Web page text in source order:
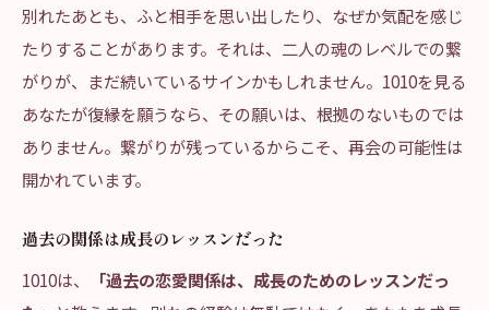
別れたあとも、ふと相手を思い出したり、なぜか気配を感じ
たりすることがあります。それは、二人の魂のレベルでの繋
がりが、まだ続いているサインかもしれません。1010を見る
あなたが復縁を願うなら、その願いは、根拠のないものでは
ありません。繋がりが残っているからこそ、再会の可能性は
開かれています。
過去の関係は成長のレッスンだった
1010は、
「過去の恋愛関係は、成長のためのレッスンだっ